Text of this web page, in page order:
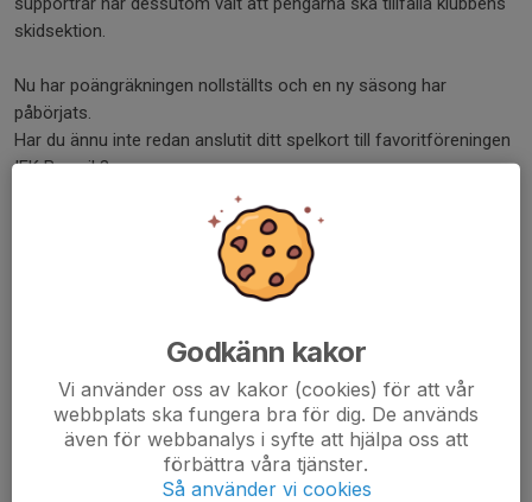
skidsektion.
Nu har poängräkningen nollställts och en ny säsong har
påbörjats.
Har du ännu inte redan anslutit ditt spelkort till favoritföreningen
IFK Bergvik?
Gör det redan idag, antingen direkt i din spelbutik eller på länken
https://svenskaspel.se/grasroten/hitta?
searchstring=ifk+bergvik
Dela nyhet
Godkänn kakor
Vi använder oss av kakor (cookies) för att vår
webbplats ska fungera bra för dig. De används
även för webbanalys i syfte att hjälpa oss att
förbättra våra tjänster.
Så använder vi cookies